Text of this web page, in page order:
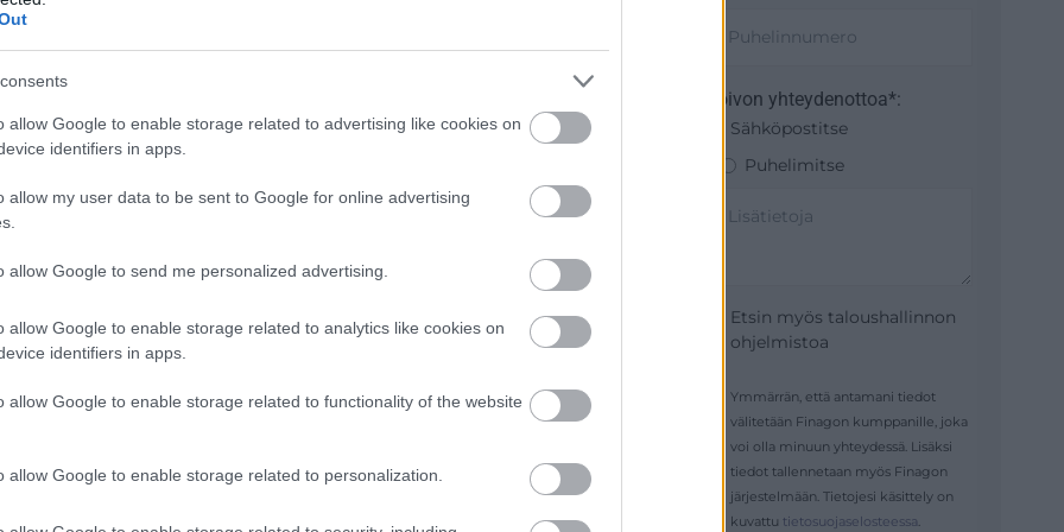
allow Google to enable storage related to advertising like cookies on
identifiers in apps.
allow my user data to be sent to Google for online advertising
allow Google to send me personalized advertising.
allow Google to enable storage related to analytics like cookies on
identifiers in apps.
allow Google to enable storage related to functionality of the website
allow Google to enable storage related to personalization.
Tilitoimiston erityisosaaminen
Palvelukielet
Suomi
Englanti
Yhtiökoko
Mikrot
Yhtiömuodot
Yksityinen osakeyhtiö
Osuuskunta
Järjestöt ja yhdistykset
Toivon yhteydenottoa*:
Sähköpostitse
Puhelimitse
Etsin myös taloushallinnon
ohjelmistoa
Ymmärrän, että antamani tiedot
välitetään Finagon kumppanille, joka
voi olla minuun yhteydessä. Lisäksi
tiedot tallennetaan myös Finagon
järjestelmään. Tietojesi käsittely on
kuvattu tietosuojaselosteessa